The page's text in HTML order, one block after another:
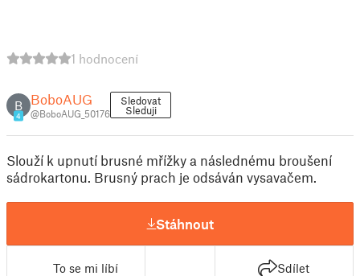
1 hodnocení
B
4
BoboAUG
@BoboAUG_50176
Sledovat
Sleduji
Slouží k upnutí brusné mřížky a následnému broušení
sádrokartonu. Brusný prach je odsáván vysavačem.
Stáhnout
To se mi líbí Sdílet